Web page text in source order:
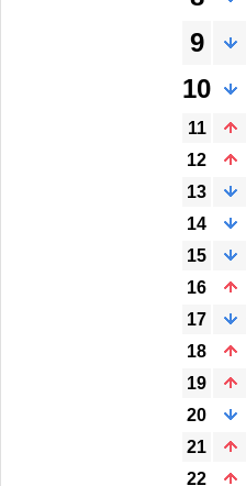
9
10
11
12
13
14
15
16
17
18
19
20
21
22